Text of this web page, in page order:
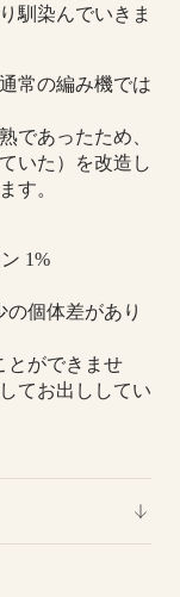
ォ
マ
ー
馴染んでいきま
常の編み機では
であったため、
いた）を改造し
す。
1%
個体差があり
とができませ
てお出ししてい